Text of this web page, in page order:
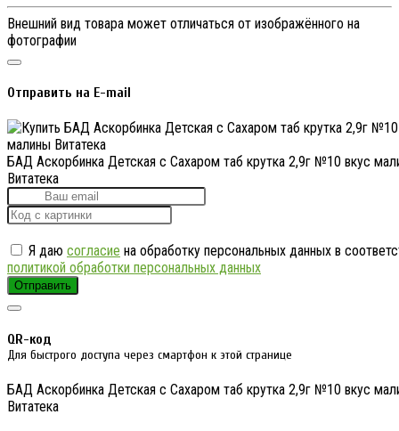
Внешний вид товара может отличаться от изображённого на
фотографии
Отправить на E-mail
БАД Аскорбинка Детская с Сахаром таб крутка 2,9г №10 вкус
Витатека
Я даю согласие на обработку персональных данных в
политикой обработки персональных данных
Отправить
QR-код
Для быстрого доступа через смартфон к этой странице
БАД Аскорбинка Детская с Сахаром таб крутка 2,9г №10 вкус
Витатека